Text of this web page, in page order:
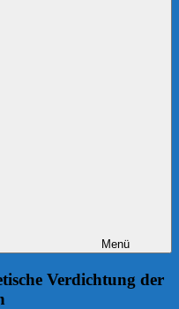
Menü
Verdichtung der